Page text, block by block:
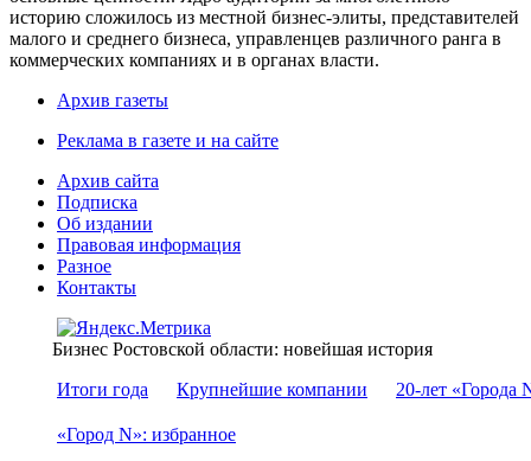
историю сложилось из местной бизнес-элиты, представителей
малого и среднего бизнеса, управленцев различного ранга в
коммерческих компаниях и в органах власти.
Архив газеты
Реклама в газете и на сайте
Архив сайта
Подписка
Об издании
Правовая информация
Разное
Контакты
Бизнес Ростовской области: новейшая история
Итоги года
Крупнейшие компании 20-лет «Города
«Город N»: избранное